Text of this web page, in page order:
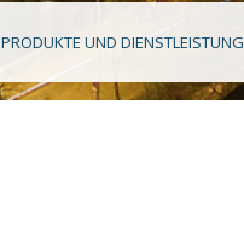
PRODUKTE UND